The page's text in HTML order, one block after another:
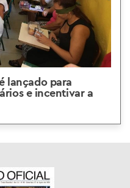
lançado para
e incentivar a